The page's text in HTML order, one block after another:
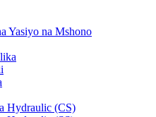
Yasiyo na Mshono
Hydraulic (CS)